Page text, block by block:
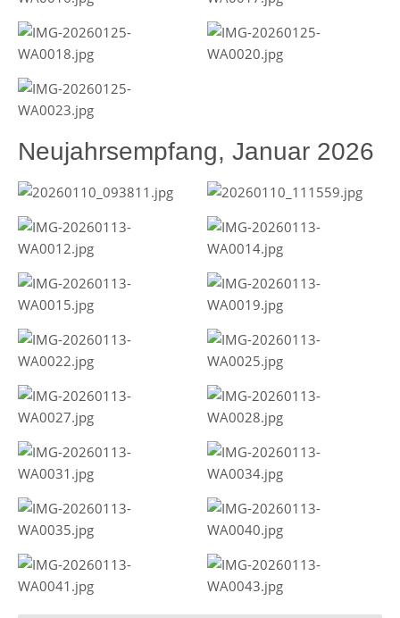
Neujahrsempfang, Januar 2026